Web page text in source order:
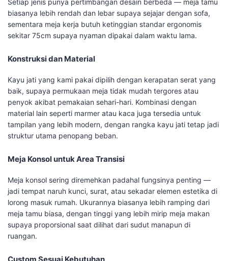
Setiap jenis punya pertimbangan desain berbeda — meja tamu
biasanya lebih rendah dan lebar supaya sejajar dengan sofa,
sementara meja kerja butuh ketinggian standar ergonomis
sekitar 75cm supaya nyaman dipakai dalam waktu lama.
Konstruksi dan Material
Kayu jati yang kami pakai dipilih dengan kerapatan serat yang
baik, supaya permukaan meja tidak mudah tergores atau
penyok akibat pemakaian sehari-hari. Kombinasi dengan
material lain seperti marmer atau kaca juga tersedia untuk
tampilan yang lebih modern, dengan rangka kayu jati tetap jadi
struktur utama penopang beban.
Meja Konsol untuk Area Transisi
Meja konsol sering diremehkan padahal fungsinya penting —
jadi tempat naruh kunci, surat, atau sekadar elemen estetika di
lorong masuk rumah. Ukurannya biasanya lebih ramping dari
meja tamu biasa, dengan tinggi yang lebih mirip meja makan
supaya proporsional saat dilihat dari sudut manapun di
ruangan.